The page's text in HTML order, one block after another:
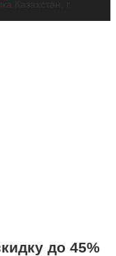
до 45%